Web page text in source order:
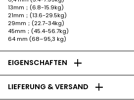
13mm；(6.8-15.9kg)
21mm；(13.6-29.5kg)
29mm；(22.7-34kg)
45mm；(45.4-56.7kg)
64 mm (68–95,3 kg)
EIGENSCHAFTEN add
LIEFERUNG & VERSAND add